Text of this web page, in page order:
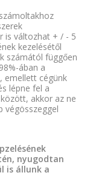
is változhat + / - 5
kezelésétől
számától függően
ában a
emellett cégünk
lépne fel a
akkor az ne
végösszeggel
nyugodtan
is állunk a